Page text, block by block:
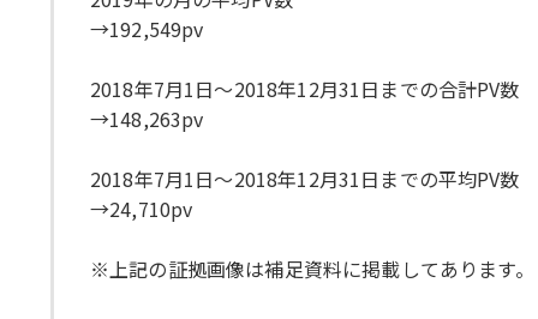
→192,549pv
2018年7月1日〜2018年12月31日までの合計PV数
→148,263pv
2018年7月1日〜2018年12月31日までの平均PV数
→24,710pv
※上記の証拠画像は補足資料に掲載してあります。